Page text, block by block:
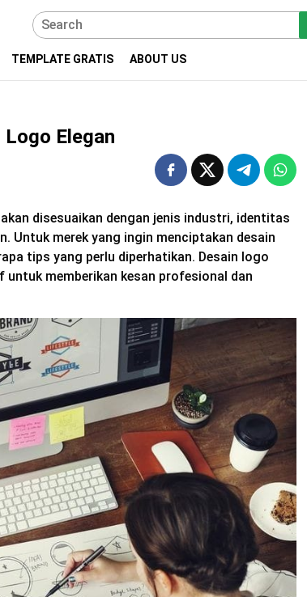
TEMPLATE GRATIS ABOUT US
Elegan
disesuaikan dengan jenis industri, identitas
Untuk merek yang ingin menciptakan desain
tips yang perlu diperhatikan. Desain logo
untuk memberikan kesan profesional dan